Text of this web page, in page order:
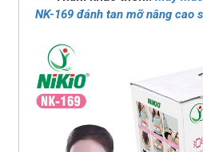
NK-169 đánh tan mỡ nâng cao